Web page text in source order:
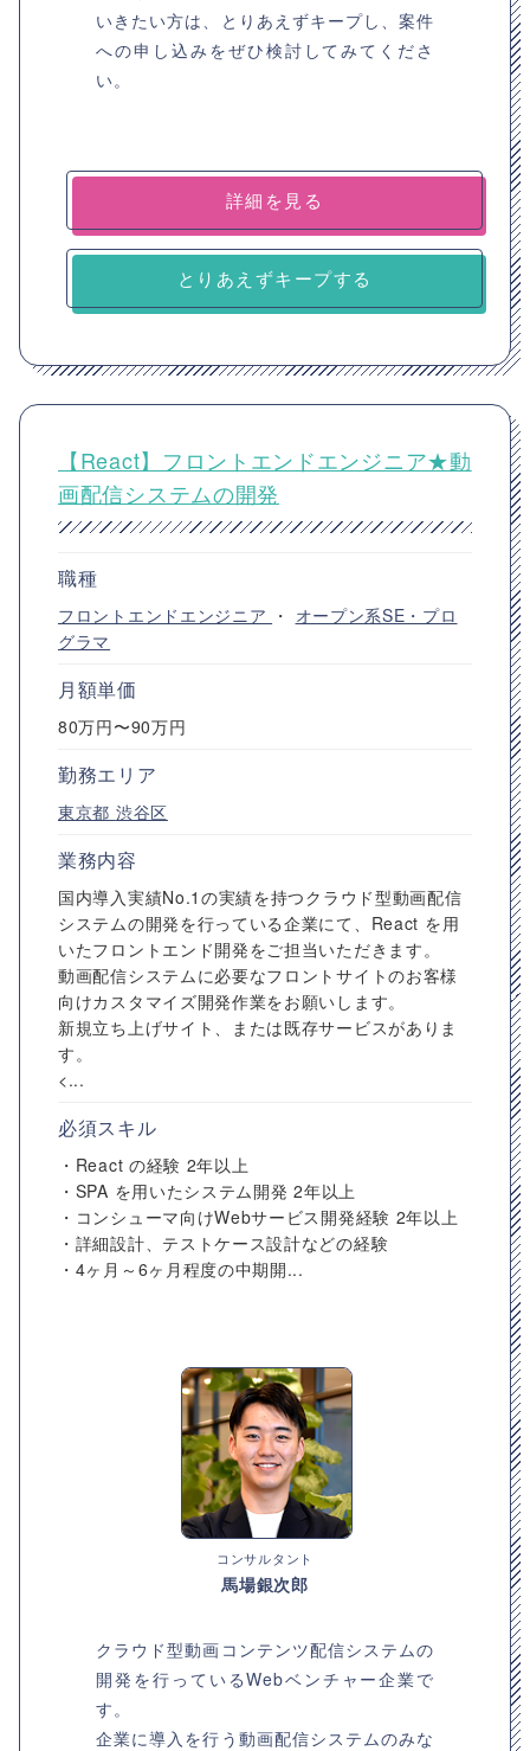
いきたい方は、とりあえずキープし、案件
への申し込みをぜひ検討してみてくださ
い。
詳細を見る
とりあえずキープする
【React】フロントエンドエンジニア★動
画配信システムの開発
職種
フロントエンドエンジニア ・ オープン系SE・プロ
グラマ
月額単価
80万円〜90万円
勤務エリア
東京都 渋谷区
業務内容
国内導入実績No.1の実績を持つクラウド型動画配信
システムの開発を行っている企業にて、React を用
いたフロントエンド開発をご担当いただきます。
動画配信システムに必要なフロントサイトのお客様
向けカスタマイズ開発作業をお願いします。
新規立ち上げサイト、または既存サービスがありま
す。
<...
必須スキル
・React の経験 2年以上
・SPA を用いたシステム開発 2年以上
・コンシューマ向けWebサービス開発経験 2年以上
・詳細設計、テストケース設計などの経験
・4ヶ月～6ヶ月程度の中期開...
コンサルタント
馬場銀次郎
クラウド型動画コンテンツ配信システムの
開発を行っているWebベンチャー企業で
す。
企業に導入を行う動画配信システムのみな